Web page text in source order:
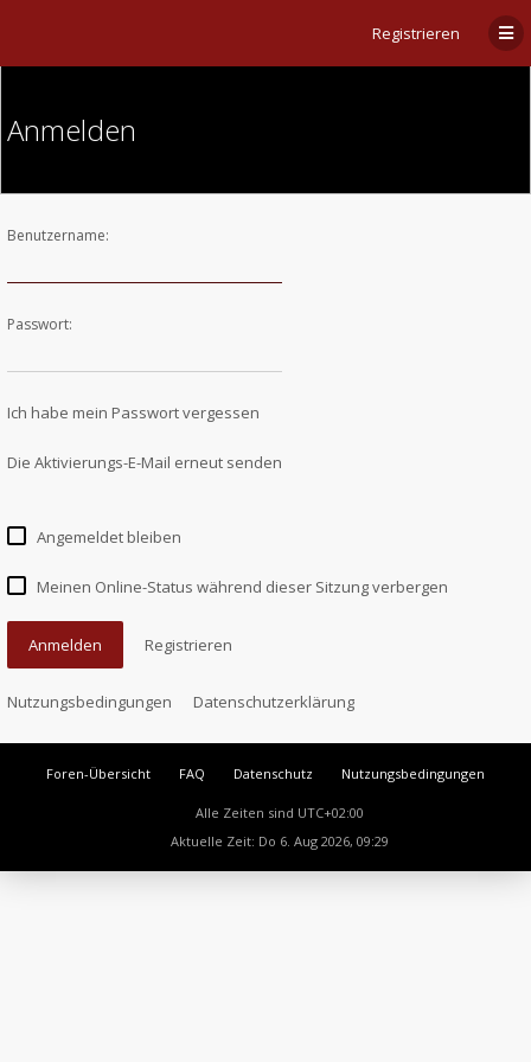
Registrieren
Anmelden
Benutzername:
Passwort:
Ich habe mein Passwort vergessen
Die Aktivierungs-E-Mail erneut senden
Angemeldet bleiben
Meinen Online-Status während dieser Sitzung verbergen
Anmelden Registrieren
Nutzungsbedingungen Datenschutzerklärung
Foren-Übersicht FAQ Datenschutz Nutzungsbedingungen
Alle Zeiten sind UTC+02:00
Aktuelle Zeit: Do 6. Aug 2026, 09:29